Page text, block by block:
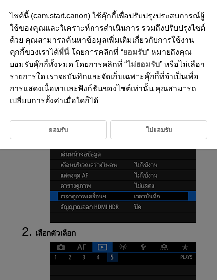
D090-140
เวลาดูภาพเคลื่อนไหว
คุณสามารถเลือกเวลาที่จะแสดงบนหน้าจอการเล่นภาพเคลื่อนไหวได้
เลือกตัวเลือก
ไซต์นี้ (cam.start.canon) ใช้คุ๊กกี้เพื่อปรับปรุงประสบการณ์ผู้
ใช้ของคุณและวิเคราะห์การดำเนินการ รวมถึงปรับปรุงไซต์
ด้วย คุณสามารถค้นหาข้อมูลเพิ่มเติมเกี่ยวกับการใช้งาน
คุกกี้ของเราได้ที่นี่โดยการคลิกที่ “ยอมรับ” หมายถึงคุณ
ยอมรับคุ๊กกี้ทั้งหมด โดยการคลิกที่ “ไม่ยอมรับ” หรือไม่เลือก
รายการใด เราจะบันทึกและจัดเก็บเฉพาะคุ๊กกี้ที่จำเป็นเพื่อ
การแสดงเนื้อหาและฟังก์ชันของไซต์เท่านั้น คุณสามารถ
เปลี่ยนการตั้งค่าเมื่อใดก็ได้
ยอมรับ ไม่ยอมรับ